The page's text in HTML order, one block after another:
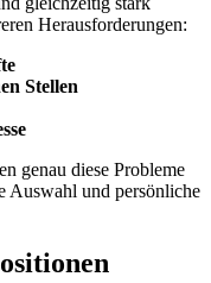
Herausforderungen:
Stellen
genau diese Probleme
Auswahl und persönliche